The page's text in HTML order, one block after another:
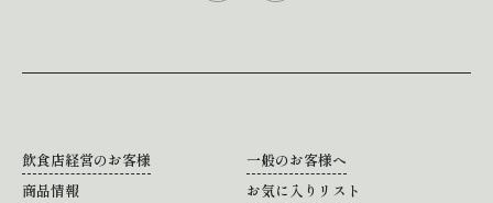
飲食店経営のお客様
一般のお客様へ
商品情報
お気に入りリスト